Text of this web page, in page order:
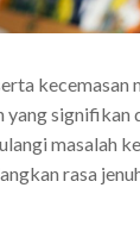
yang
masalah
rasa